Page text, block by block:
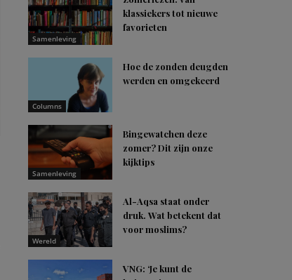
Samenleving
klassiekers tot nieuwe
favorieten
Columns
Hoe de zonden deugden
werden en omgekeerd
Samenleving
Bingewatchen deze
zomer? Dit zijn onze
kijktips
Wereld
Al-Aqsa staat onder
druk. Wat betekent dat
voor moslims?
VNG: ‘Je kunt de